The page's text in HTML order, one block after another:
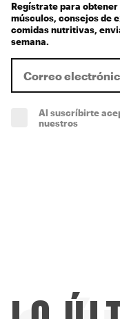
Regístrate para
músculos, consejos de
comidas nutritivas,
semana.
Al suscríbirte
nuestros